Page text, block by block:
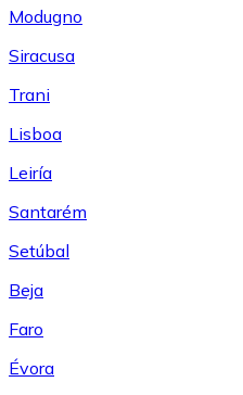
Modugno
Siracusa
Trani
Lisboa
Leiría
Santarém
Setúbal
Beja
Faro
Évora